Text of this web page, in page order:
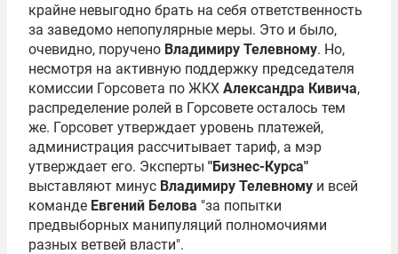
крайне невыгодно брать на себя ответственность
за заведомо непопулярные меры. Это и было,
очевидно, поручено Владимиру Телевному. Но,
несмотря на активную поддержку председателя
комиссии Горсовета по ЖКХ Александра Кивича,
распределение ролей в Горсовете осталось тем
же. Горсовет утверждает уровень платежей,
администрация рассчитывает тариф, а мэр
утверждает его. Эксперты "Бизнес-Курса"
выставляют минус Владимиру Телевному и всей
команде Евгений Белова "за попытки
предвыборных манипуляций полномочиями
разных ветвей власти".